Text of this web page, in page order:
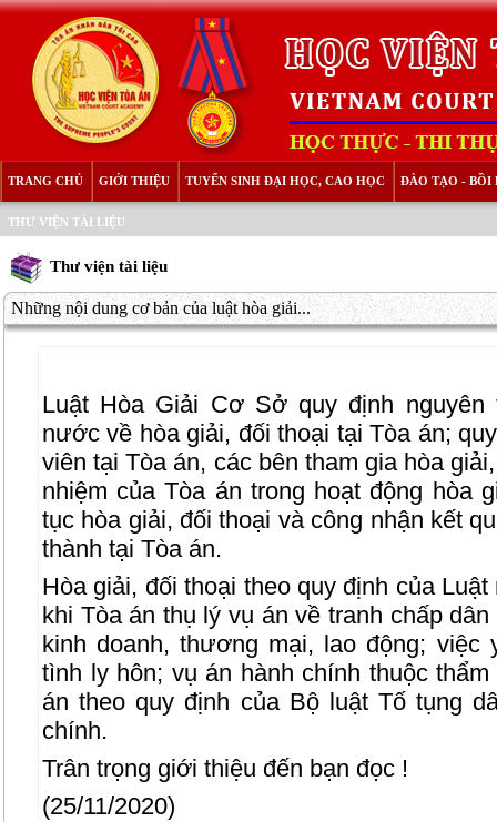
TRANG CHỦ GIỚI THIỆU TUYỂN SINH ĐẠI HỌC, CAO HỌC ĐÀO TẠO - BỒI
THƯ VIỆN TÀI LIỆU
Thư viện tài liệu
Những nội dung cơ bản của luật hòa giải...
Luật Hòa Giải Cơ Sở quy định nguyên
nước về hòa giải, đối thoại tại Tòa án;
viên tại Tòa án, các bên tham gia hòa
nhiệm của Tòa án trong hoạt động hòa
tục hòa giải, đối thoại và công nhận kết
thành tại Tòa án.
Hòa giải, đối thoại theo quy định của
khi Tòa án thụ lý vụ án về tranh chấp
kinh doanh, thương mại, lao động; việc
tình ly hôn; vụ án hành chính thuộc
án theo quy định của Bộ luật Tố tụng
chính.
Trân trọng giới thiệu đến bạn đọc !
(25/11/2020)